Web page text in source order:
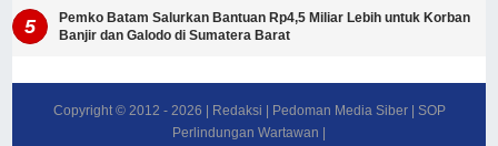
Pemko Batam Salurkan Bantuan Rp4,5 Miliar Lebih untuk Korban
Banjir dan Galodo di Sumatera Barat
Copyright © 2012 - 2026 | Redaksi | Pedoman Media Siber| SOP
Perlindungan Wartawan |